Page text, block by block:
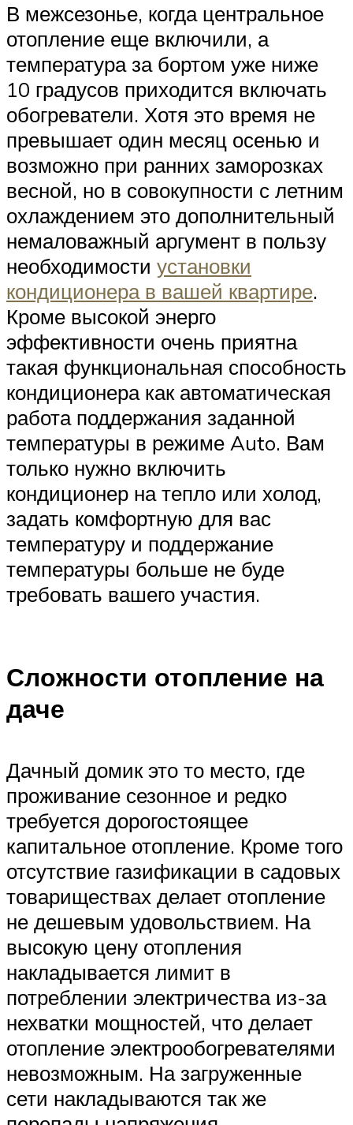
В межсезонье, когда центральное
отопление еще включили, а
температура за бортом уже ниже
10 градусов приходится включать
обогреватели. Хотя это время не
превышает один месяц осенью и
возможно при ранних заморозках
весной, но в совокупности с летним
охлаждением это дополнительный
немаловажный аргумент в пользу
необходимости установки
кондиционера в вашей квартире.
Кроме высокой энерго
эффективности очень приятна
такая функциональная способность
кондиционера как автоматическая
работа поддержания заданной
температуры в режиме Auto. Вам
только нужно включить
кондиционер на тепло или холод,
задать комфортную для вас
температуру и поддержание
температуры больше не буде
требовать вашего участия.
Сложности отопление на
даче
Дачный домик это то место, где
проживание сезонное и редко
требуется дорогостоящее
капитальное отопление. Кроме того
отсутствие газификации в садовых
товариществах делает отопление
не дешевым удовольствием. На
высокую цену отопления
накладывается лимит в
потреблении электричества из-за
нехватки мощностей, что делает
отопление электрообогревателями
невозможным. На загруженные
сети накладываются так же